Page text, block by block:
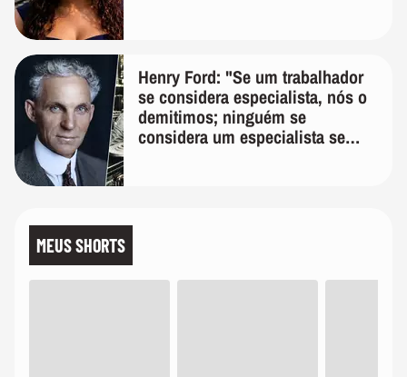
Henry Ford: "Se um trabalhador
se considera especialista, nós o
demitimos; ninguém se
considera um especialista se
MEUS SHORTS